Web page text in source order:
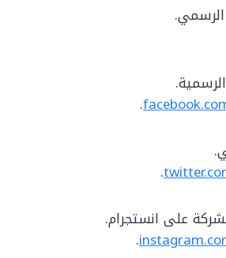
الرسمي.
.
.
على انستجرام.
.